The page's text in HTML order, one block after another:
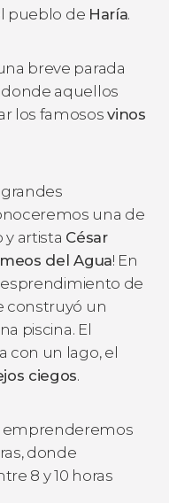
pueblo de Haría.
breve parada
donde aquellos
los famososvinos
una de
y artista César
del Agua! En
de
construyó un
piscina. El
con un lago, el
ciegos.
emprenderemos
donde
8 y 10 horas